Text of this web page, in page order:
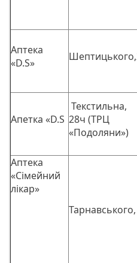
Аптека
«D.S»
Апетка «D.S
Текстильна,
28ч (ТРЦ
«Подоляни»)
Аптека
«Сімейний
лікар»